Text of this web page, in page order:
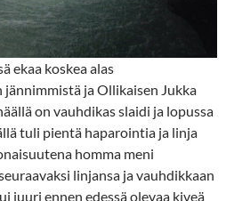
ekaa koskea alas
jännimmistä ja Ollikaisen Jukka
on vauhdikas slaidi ja lopussa
tuli pientä haparointia ja linja
homma meni
linjansa ja vauhdikkaan
juuri ennen edessä olevaa kiveä